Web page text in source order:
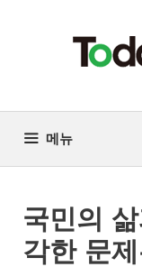
기
메뉴
국민의
각한 문